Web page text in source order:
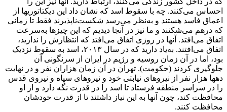
احساس می‌کنند. چه با سقوط اسد که نشان داد این دیکتاتوریها از
اعماق فاسد هستند و به‌نظر می‌رسد شکست‌ناپذیرند فقط تا زمانی
که درهم می‌شکنند و ما نیز در آنجا دیدیم که این چیزها به‌سرعت
اتفاق می‌افتد. آنها در روزی اتفاق می‌افتد که انتظارش را ندارید،
اتفاق می‌افتند. به‌یاد دارید که در سال ۲۰۱۳، اسد به سقوط نزدیک
بود، اما در آن زمان روسیه و رژیم در ایران از سرنگونی آن
جلوگیری کردند (حکومت). تهران در آن زمان هزاران نفر و در نهایت
دهها هزار نفر از نیروهای نیابتی خود و نیروهای سپاه و نیروی قدس
را در سراسر منطقه فرستاد تا اسد را در قدرت نگه دارد و از او
محافظت کند، چون آنها به این نیاز داشتند تا از قدرت خودشان
محافظت کنند.